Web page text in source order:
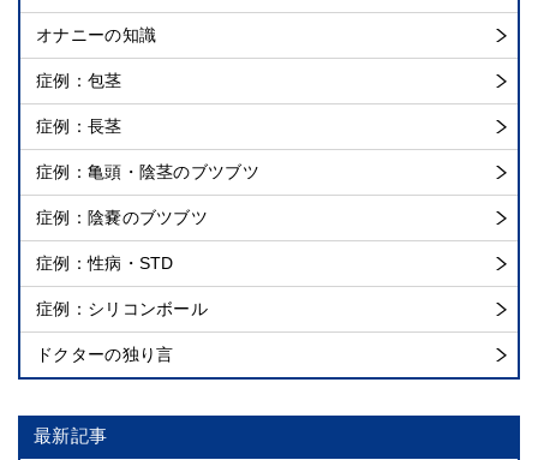
オナニーの知識
症例：包茎
症例：長茎
症例：亀頭・陰茎のブツブツ
症例：陰嚢のブツブツ
症例：性病・STD
症例：シリコンボール
ドクターの独り言
最新記事